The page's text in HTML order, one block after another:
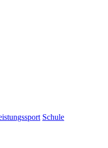
Schule